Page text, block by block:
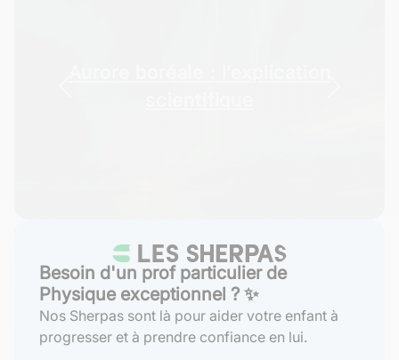
Besoin d'un prof particulier de
Physique exceptionnel ? ✨
Nos Sherpas sont là pour aider votre enfant à
progresser et à prendre confiance en lui.